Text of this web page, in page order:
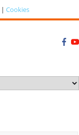
| Cookies